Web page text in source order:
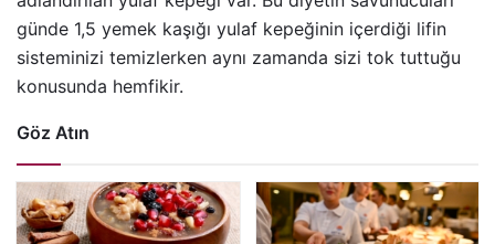
günde 1,5 yemek kaşığı yulaf kepeğinin içerdiği lifin
sisteminizi temizlerken aynı zamanda sizi tok tuttuğu
konusunda hemfikir.
Göz Atın